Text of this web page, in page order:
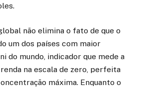
não elimina o fato de que o
um dos países com maior
do mundo, indicador que mede a
na escala de zero, perfeita
máxima. Enquanto o